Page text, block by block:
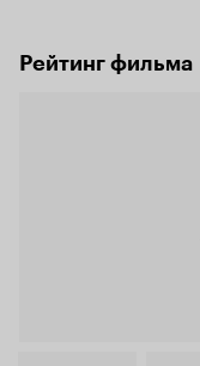
Рейтинг фильма